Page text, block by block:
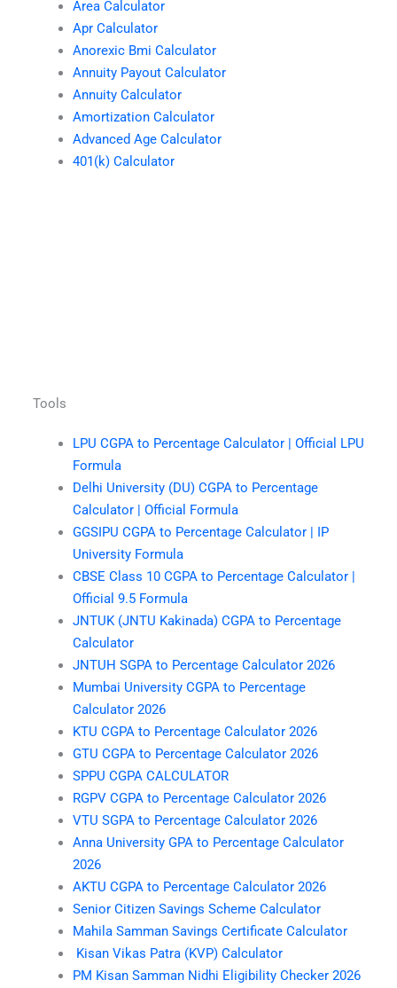
Area Calculator
Apr Calculator
Anorexic Bmi Calculator
Annuity Payout Calculator
Annuity Calculator
Amortization Calculator
Advanced Age Calculator
401(k) Calculator
Tools
LPU CGPA to Percentage Calculator | Official LPU
Formula
Delhi University (DU) CGPA to Percentage
Calculator | Official Formula
GGSIPU CGPA to Percentage Calculator | IP
University Formula
CBSE Class 10 CGPA to Percentage Calculator |
Official 9.5 Formula
JNTUK (JNTU Kakinada) CGPA to Percentage
Calculator
JNTUH SGPA to Percentage Calculator 2026
Mumbai University CGPA to Percentage
Calculator 2026
KTU CGPA to Percentage Calculator 2026
GTU CGPA to Percentage Calculator 2026
SPPU CGPA CALCULATOR
RGPV CGPA to Percentage Calculator 2026
VTU SGPA to Percentage Calculator 2026
Anna University GPA to Percentage Calculator
2026
AKTU CGPA to Percentage Calculator 2026
Senior Citizen Savings Scheme Calculator
Mahila Samman Savings Certificate Calculator
Kisan Vikas Patra (KVP) Calculator
PM Kisan Samman Nidhi Eligibility Checker 2026